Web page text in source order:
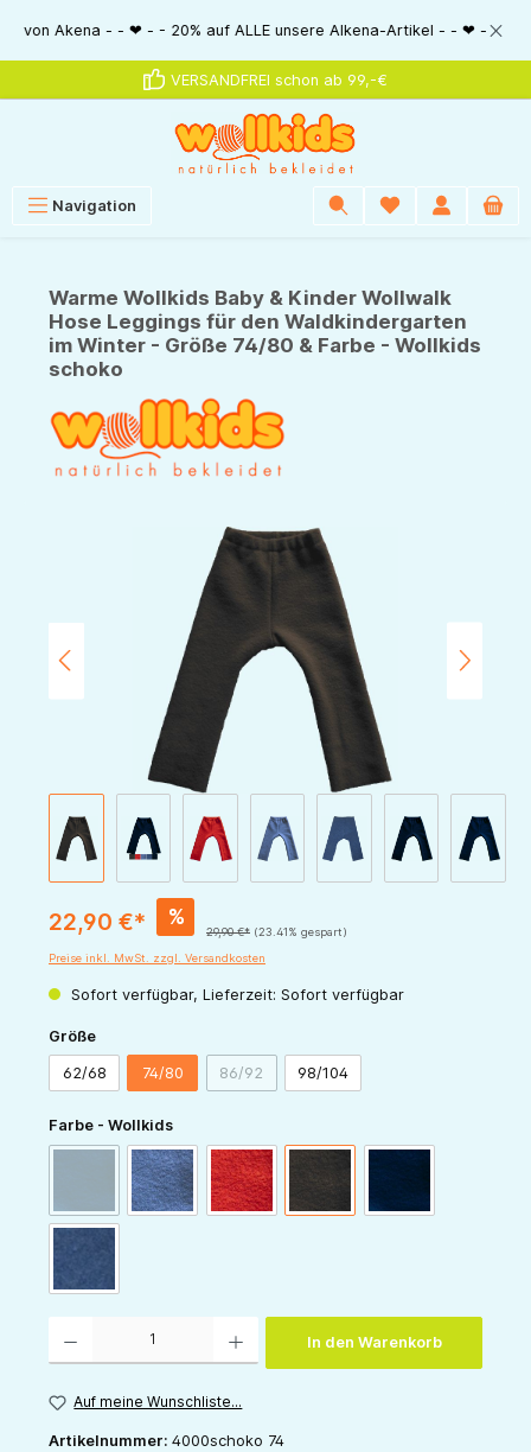
springen
- - ❤ - - 20% auf ALLE unsere Alkena-Artikel - - ❤ - - 20%
VERSANDFREI schon ab 99,-€
Navigation
Warme Wollkids Baby & Kinder Wollwalk
Hose Leggings für den Waldkindergarten
im Winter - Größe 74/80 & Farbe - Wollkids
schoko
Bildergalerie überspringen
22,90 €* %
29,90 €* (23.41% gespart)
Preise inkl. MwSt. zzgl. Versandkosten
Sofort verfügbar, Lieferzeit: Sofort verfügbar
Größeauswählen
62/68 74/80 86/92(Diese Option ist zurzeit nicht verfügbar.)
98/104
Farbe - Wollkidsauswählen
marine
(Diese Option ist zurzeit nicht verfügbar.)
blau rot schoko
jeans
In den Warenkorb
Auf meine Wunschliste...
Artikelnummer: 4000schoko 74